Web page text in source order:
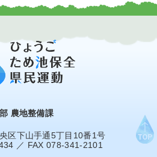
農地整備課
区下山手通5丁目10番1号
／ FAX 078-341-2101